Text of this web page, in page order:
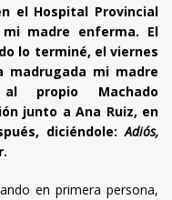
el Hospital Provincial
madre enferma. El
lo terminé, el viernes
madrugada mi madre
propio Machado
junto a Ana Ruiz, en
diciéndole:Adiós,
en primera persona,